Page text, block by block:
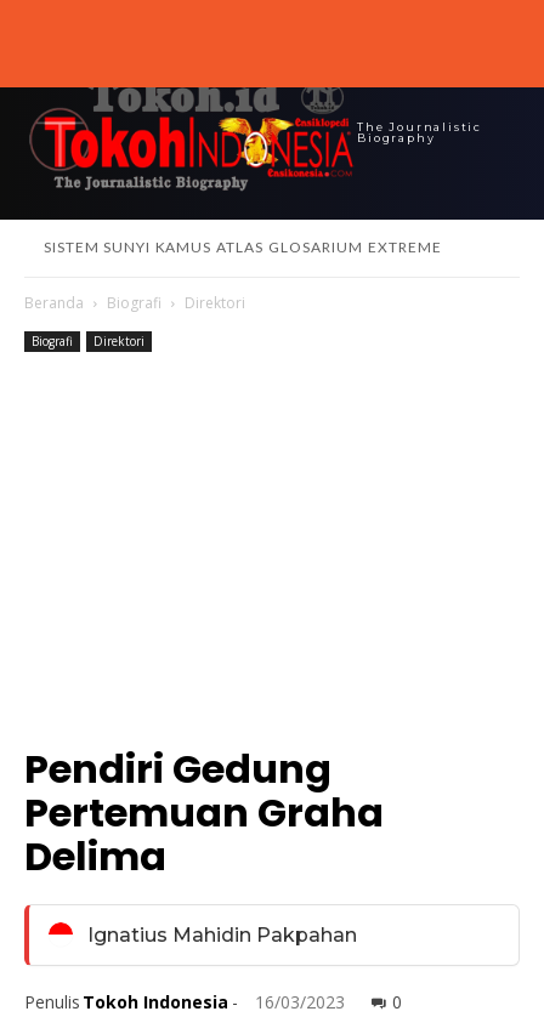
The Journalistic
Biography
SISTEM SUNYI KAMUS ATLAS GLOSARIUM EXTREME
Beranda Biografi Direktori
Biografi Direktori
Pendiri Gedung
Pertemuan Graha
Delima
Ignatius Mahidin Pakpahan
Penulis Tokoh Indonesia - 16/03/2023 0